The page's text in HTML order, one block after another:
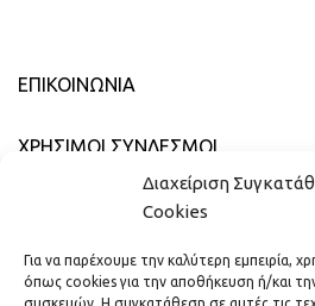
Διαχείριση
Cookies
Για να παρέχουμε την καλύτερη εμπειρία,
όπως cookies για την αποθήκευση ή/και
ΕΠΙΚΟΙΝΩΝΊΑ
ΧΡΗΣΙΜΟΙ ΣΥΝΔΕΣΜΟΙ
ΓΡΉΓΟΡΟ ΜΕΝΟΎ